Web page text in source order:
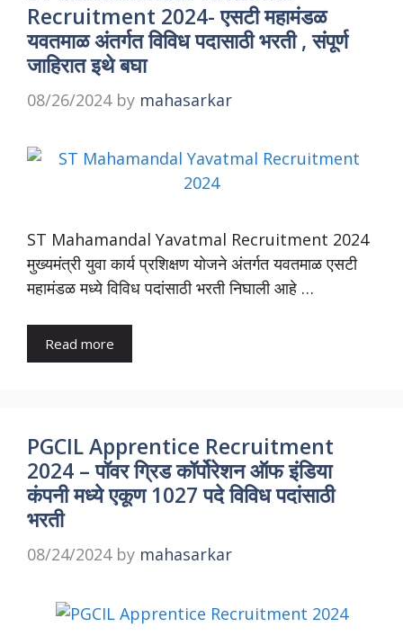
Recruitment 2024- एसटी महामंडळ
यवतमाळ अंतर्गत विविध पदासाठी भरती , संपूर्ण
जाहिरात इथे बघा
08/26/2024 by mahasarkar
ST Mahamandal Yavatmal Recruitment 2024
मुख्यमंत्री युवा कार्य प्रशिक्षण योजने अंतर्गत यवतमाळ एसटी
महामंडळ मध्ये विविध पदांसाठी भरती निघाली आहे …
Read more
PGCIL Apprentice Recruitment
2024 – पॉवर ग्रिड कॉर्पोरेशन ऑफ इंडिया
कंपनी मध्ये एकूण 1027 पदे विविध पदांसाठी
भरती
08/24/2024 by mahasarkar